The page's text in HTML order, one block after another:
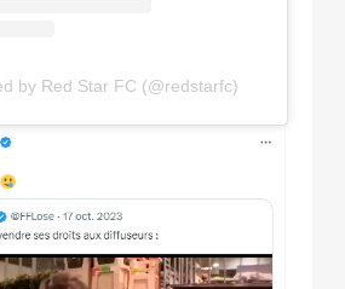
by Red Star FC (@redstarfc)